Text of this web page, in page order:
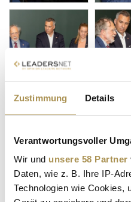
Zustimmung Details
Verantwortungsvoller
Wir und unsere 58 Partner
Daten, wie z. B. Ihre IP-
Technologien wie Cookies,